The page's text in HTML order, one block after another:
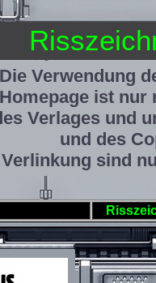
Die Verwendung
Homepage ist nur
Verlages und
und des
Verlinkung sind